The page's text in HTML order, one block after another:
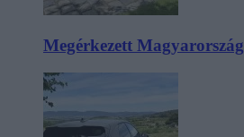
Megérkezett